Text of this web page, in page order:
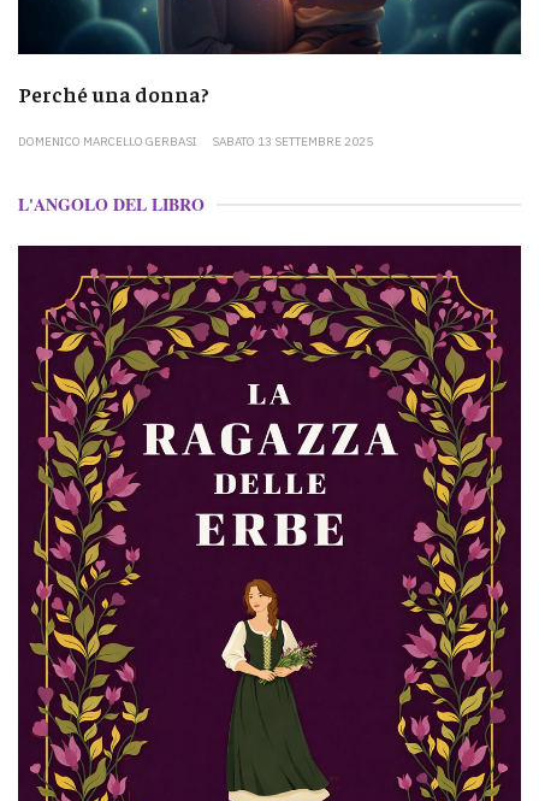
Perché una donna?
DOMENICO MARCELLO GERBASI SABATO 13 SETTEMBRE 2025
L'ANGOLO DEL LIBRO